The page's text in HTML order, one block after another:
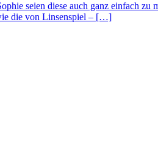
seien diese auch ganz einfach zu
die von Linsenspiel – […]